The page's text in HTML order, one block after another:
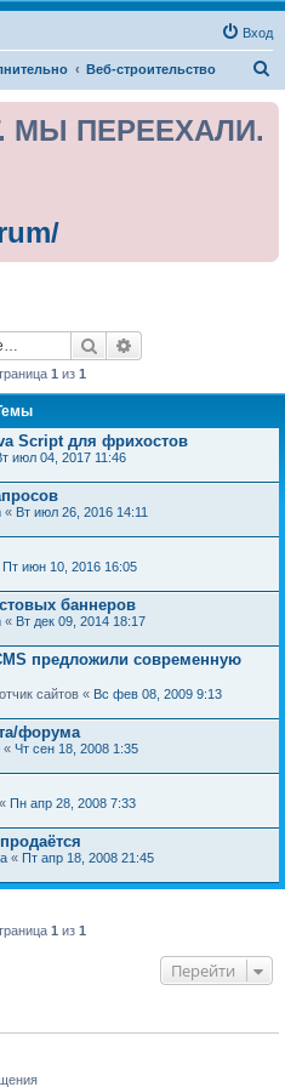
Вход
Веб-строительство
МЫ ПЕРЕЕХАЛИ.
Поиск
1 из 1
Script для фрихостов
июл 04, 2017 11:46
« Вт июл 26, 2016 14:11
Пт июн 10, 2016 16:05
баннеров
« Вт дек 09, 2014 18:17
предложили современную
сайтов « Вс фев 08, 2009 9:13
форума
« Чт сен 18, 2008 1:35
« Пн апр 28, 2008 7:33
« Пт апр 18, 2008 21:45
1 из 1
Перейти